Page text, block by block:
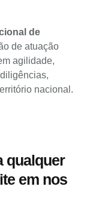
de
de atuação
agilidade,
nacional.
qualquer
em nos